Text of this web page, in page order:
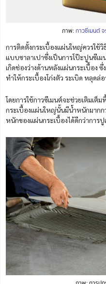
ภาพ:กาวซีเมนต์
การติดตั้งกระเบื้องแผ่นใหญ่ควรใช้วิ
แบบซาลาเปาซึ่งเป็นการโป๊ะปูนซีเ
เกิดช่องว่างด้านหลังแผ่นกระเบื้อง
ทำให้กระเบื้องโก่งตัว ระเบิด หลุดล่
โดยการใช้กาวซีเมนต์จะช่วยเติมเต็
กระเบื้องแผ่นใหญ่นั้นมีน้ำหนักมาก
หนักของแผ่นกระเบื้องได้ดีกว่าการ